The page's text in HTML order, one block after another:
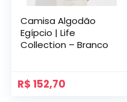
Camisa Algodão
Egípcio | Life
Collection – Branco
R$ 152,70